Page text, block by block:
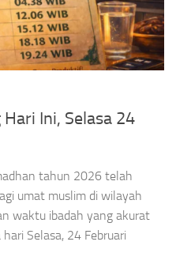
Ini, Selasa 24
tahun 2026 telah
umat muslim di wilayah
waktu ibadah yang akurat
Selasa, 24 Februari